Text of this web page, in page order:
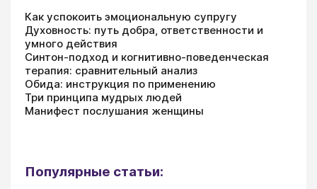
Как успокоить эмоциональную супругу
Духовность: путь добра, ответственности и
умного действия
Синтон-подход и когнитивно-поведенческая
терапия: сравнительный анализ
Обида: инструкция по применению
Три принципа мудрых людей
Манифест послушания женщины
Популярные статьи: